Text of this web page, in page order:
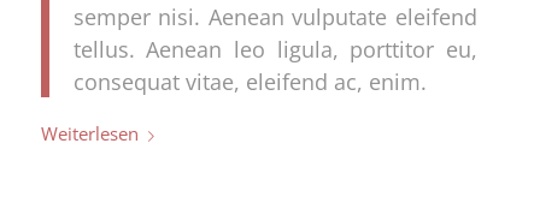
semper nisi. Aenean vulputate eleifend
tellus. Aenean leo ligula, porttitor eu,
consequat vitae, eleifend ac, enim.
Weiterlesen